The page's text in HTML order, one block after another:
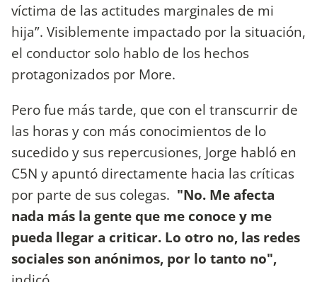
víctima de las actitudes marginales de mi
hija”. Visiblemente impactado por la situación,
el conductor solo hablo de los hechos
protagonizados por More.
Pero fue más tarde, que con el transcurrir de
las horas y con más conocimientos de lo
sucedido y sus repercusiones, Jorge habló en
C5N y apuntó directamente hacia las críticas
por parte de sus colegas. "No. Me afecta
nada más la gente que me conoce y me
pueda llegar a criticar. Lo otro no, las redes
sociales son anónimos, por lo tanto no",